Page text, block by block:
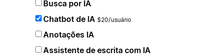
Busca por IA
Chatbot de IA $20/usuário
Anotações IA
Assistente de escrita com IA